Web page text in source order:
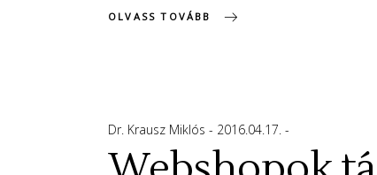
OLVASS TOVÁBB
Dr. Krausz Miklós 2016.04.17.